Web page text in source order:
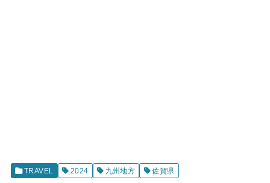
TRAVEL 2024 九州地方 佐賀県